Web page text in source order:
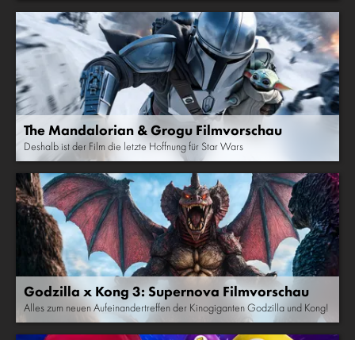
The Mandalorian & Grogu Filmvorschau
Deshalb ist der Film die letzte Hoffnung für Star Wars
Godzilla x Kong 3: Supernova Filmvorschau
Alles zum neuen Aufeinandertreffen der Kinogiganten Godzilla und Kong!